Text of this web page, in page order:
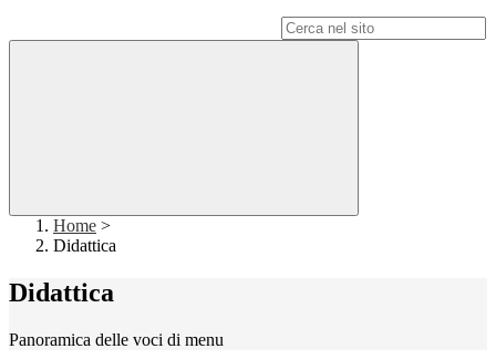
Home >
Didattica
Didattica
Panoramica delle voci di menu